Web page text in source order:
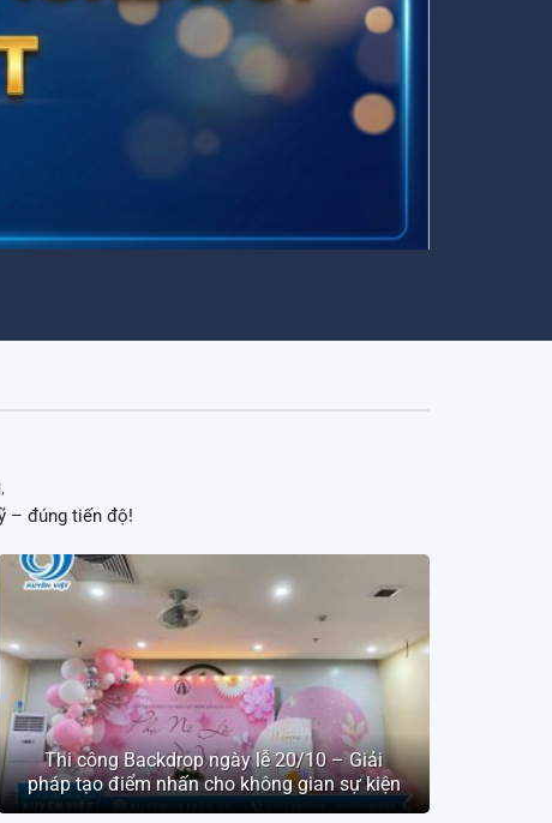
– đúng tiến độ!
Thi công Backdrop ngày lễ 20/10 – Giải
pháp tạo điểm nhấn cho không gian sự kiện